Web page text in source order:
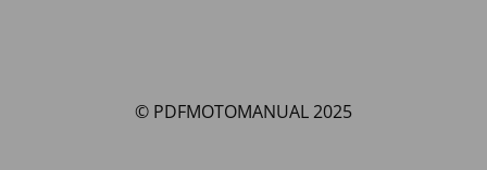
© PDFMOTOMANUAL 2025